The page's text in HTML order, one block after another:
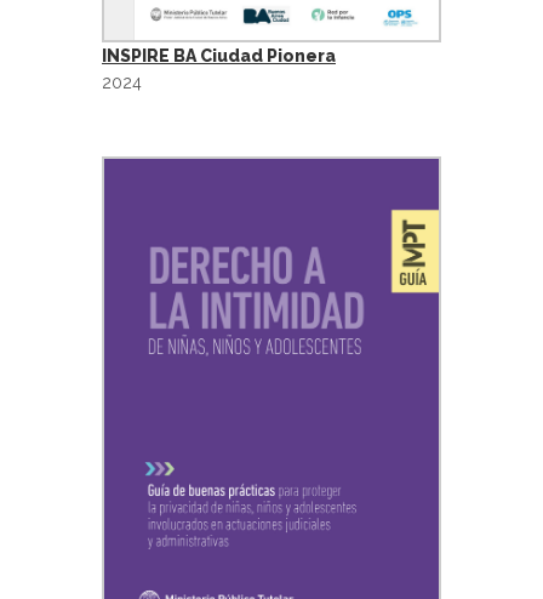
INSPIRE BA Ciudad Pionera
2024